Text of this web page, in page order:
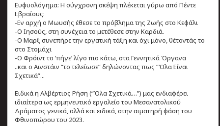
Ευφυολόγημα: Η σύγχρονη σκέψη πλέκεται γύρω από Πέντε
Εβραίους:
-Εν αρχή ο Μωυσής έθεσε το πρόβλημα της Ζωής στο Κεφάλι
-Ο Ιησούς, στη συνέχεια το μετέθεσε στην Καρδιά.
-Ο Μαρξ συνεπήρε την εργατική τάξη και όχι μόνο, θέτοντάς το
στο Στομάχι
-Ο Φρόιντ το ‘πήγε’ λίγο πιο κάτω, στα Γεννητικά Όργανα
..και ο Αϊνστάιν “το τελείωσε” δηλώνοντας πως “Όλα Είναι
Σχετικά”...
Ειδικά η Αλβέρτιος Ρήση (“Όλα Σχετικά…”) μας ενδιαφέρει
ιδιαίτερα ως ερμηνευτικό εργαλείο του Μεσανατολικού
Δράματος γενικά, αλλά και ειδικά, στην αιματηρή φάση του
Φθινοπώρου του 2023.